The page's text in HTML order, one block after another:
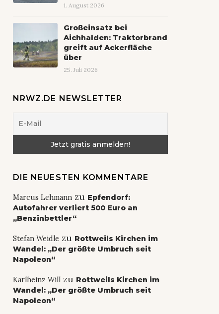
1. August 2026
Großeinsatz bei
Aichhalden: Traktorbrand
greift auf Ackerfläche
über
25. Juli 2026
NRWZ.DE NEWSLETTER
DIE NEUESTEN KOMMENTARE
Marcus Lehmannzu Epfendorf:
Autofahrer verliert 500 Euro an
„Benzinbettler“
Stefan Weidle zu Rottweils Kirchen im
Wandel: „Der größte Umbruch seit
Napoleon“
Karlheinz Willzu Rottweils Kirchen im
Wandel: „Der größte Umbruch seit
Napoleon“